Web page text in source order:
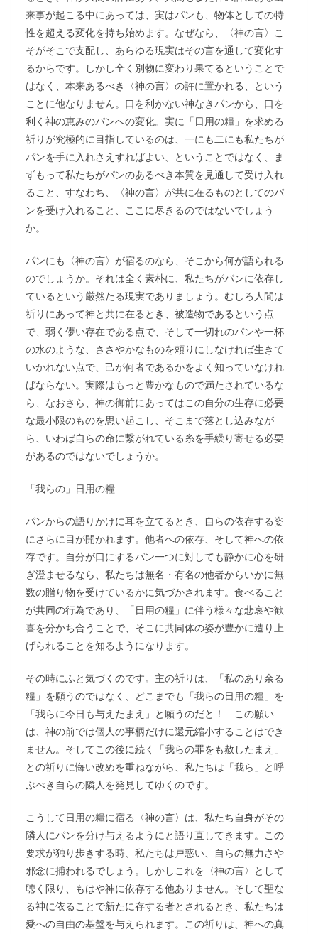
来事が起こる中にあっては、実はパンも、物体としての特
性を超える変化を持ち始めます。なぜなら、〈神の言〉こ
そがそこで支配し、あらゆる現実はその言を通して変化す
るからです。しかし全く別物に変わり果てるということで
はなく、本来あるべき〈神の言〉の許に置かれる、という
ことに他なりません。口を利かない神なきパンから、口を
利く神の恵みのパンへの変化。実に「日用の糧」を求める
祈りが究極的に目指しているのは、一にも二にも私たちが
パンを手に入れさえすればよい、ということではなく、ま
ずもって私たちがパンのあるべき本質を見通して受け入れ
ること、すなわち、〈神の言〉が共に在るものとしてのパ
ンを受け入れること、ここに尽きるのではないでしょう
か。
パンにも〈神の言〉が宿るのなら、そこから何が語られる
のでしょうか。それは全く素朴に、私たちがパンに依存し
ているという厳然たる現実でありましょう。むしろ人間は
祈りにあって神と共に在るとき、被造物であるという点
で、弱く儚い存在である点で、そして一切れのパンや一杯
の水のような、ささやかなものを頼りにしなければ生きて
いかれない点で、己が何者であるかをよく知っていなけれ
ばならない。実際はもっと豊かなもので満たされているな
ら、なおさら、神の御前にあってはこの自分の生存に必要
な最小限のものを思い起こし、そこまで落とし込みなが
ら、いわば自らの命に繋がれている糸を手繰り寄せる必要
があるのではないでしょうか。
「我らの」日用の糧
パンからの語りかけに耳を立てるとき、自らの依存する姿
にさらに目が開かれます。他者への依存、そして神への依
存です。自分が口にするパン一つに対しても静かに心を研
ぎ澄ませるなら、私たちは無名・有名の他者からいかに無
数の贈り物を受けているかに気づかされます。食べること
が共同の行為であり、「日用の糧」に伴う様々な悲哀や歓
喜を分かち合うことで、そこに共同体の姿が豊かに造り上
げられることを知るようになります。
その時にふと気づくのです。主の祈りは、「私のあり余る
糧」を願うのではなく、どこまでも「我らの日用の糧」を
「我らに今日も与えたまえ」と願うのだと！ この願い
は、神の前では個人の事柄だけに還元縮小することはでき
ません。そしてこの後に続く「我らの罪をも赦したまえ」
との祈りに悔い改めを重ねながら、私たちは「我ら」と呼
ぶべき自らの隣人を発見してゆくのです。
こうして日用の糧に宿る〈神の言〉は、私たち自身がその
隣人にパンを分け与えるようにと語り直してきます。この
要求が独り歩きする時、私たちは戸惑い、自らの無力さや
邪念に捕われるでしょう。しかしこれを〈神の言〉として
聴く限り、もはや神に依存する他ありません。そして聖な
る神に依ることで新たに存する者とされるとき、私たちは
愛への自由の基盤を与えられます。この祈りは、神への真